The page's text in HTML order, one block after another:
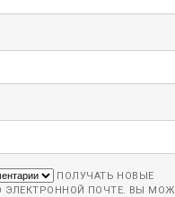
ПОЛУЧАТЬ НОВЫЕ
ПОЧТЕ. ВЫ